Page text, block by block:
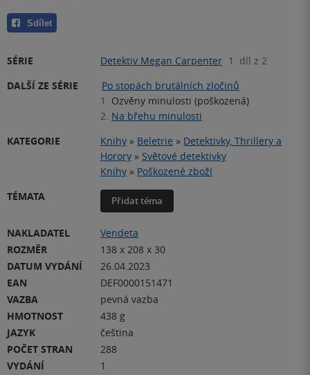
Sdílet
SÉRIE Detektiv Megan Carpenter 1. díl z 2
DALŠÍ ZE SÉRIE
Po stopách brutálních zločinů
1. Ozvěny minulosti (poškozená)
2. Na břehu minulosti
KATEGORIE
Knihy » Beletrie » Detektivky, Thrillery a
Horory » Světové detektivky
Knihy » Poškozené zboží
TÉMATA
Přidat téma
NAKLADATEL
Vendeta
ROZMĚR
138 x 208 x 30
DATUM VYDÁNÍ
26.04.2023
EAN
DEF0000151471
VAZBA
pevná vazba
HMOTNOST
438 g
JAZYK
čeština
POČET STRAN
288
VYDÁNÍ
1